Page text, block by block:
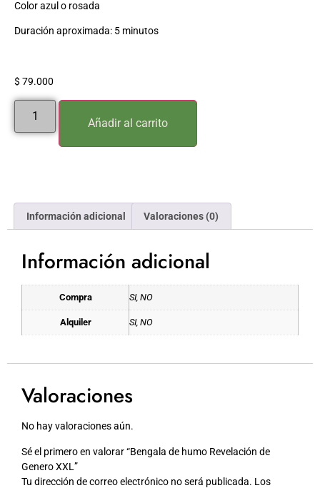
Color azul o rosada
Duración aproximada: 5 minutos
$ 79.000
Añadir al carrito
Información adicional Valoraciones (0)
Información adicional
Compra SI, NO
Alquiler SI, NO
Valoraciones
No hay valoraciones aún.
Sé el primero en valorar “Bengala de humo Revelación de
Genero XXL”
Tu dirección de correo electrónico no será publicada. Los